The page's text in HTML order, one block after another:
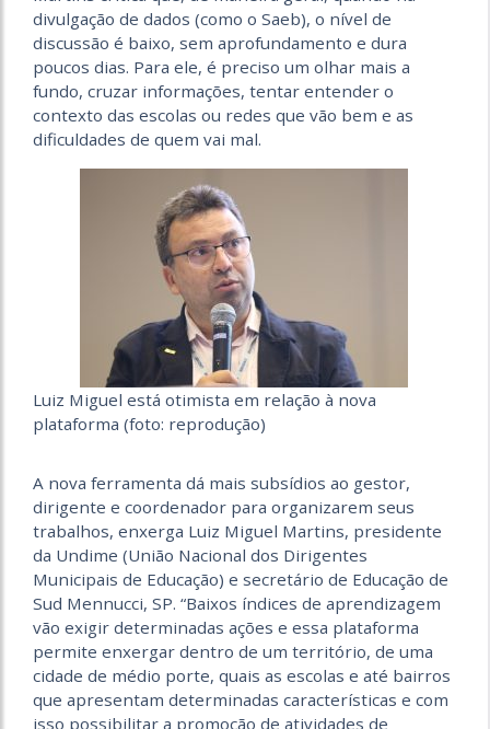
divulgação de dados (como o Saeb), o nível de
discussão é baixo, sem aprofundamento e dura
poucos dias. Para ele, é preciso um olhar mais a
fundo, cruzar informações, tentar entender o
contexto das escolas ou redes que vão bem e as
dificuldades de quem vai mal.
Luiz Miguel está otimista em relação à nova
plataforma (foto: reprodução)
A nova ferramenta dá mais subsídios ao gestor,
dirigente e coordenador para organizarem seus
trabalhos, enxerga Luiz Miguel Martins, presidente
da Undime (União Nacional dos Dirigentes
Municipais de Educação) e secretário de Educação de
Sud Mennucci, SP. “Baixos índices de aprendizagem
vão exigir determinadas ações e essa plataforma
permite enxergar dentro de um território, de uma
cidade de médio porte, quais as escolas e até bairros
que apresentam determinadas características e com
isso possibilitar a promoção de atividades de